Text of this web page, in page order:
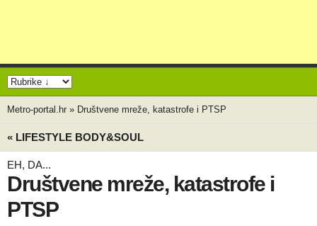
Metro-portal.hr » Društvene mreže, katastrofe i PTSP
« LIFESTYLE BODY&SOUL
EH, DA...
Društvene mreže, katastrofe i
PTSP